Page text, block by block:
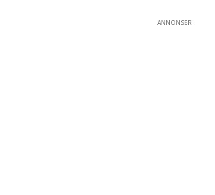
ANNONSER